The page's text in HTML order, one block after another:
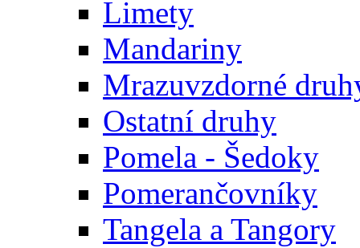
Limety
Mandariny
Mrazuvzdorné
Ostatní druhy
Pomela - Šedoky
Pomerančovníky
Tangela a Tangory